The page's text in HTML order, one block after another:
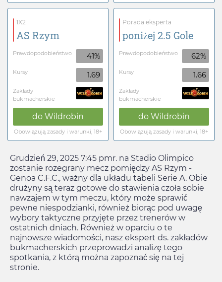
1X2
AS Rzym
Prawdopodobieństwo 41%
Kursy 1.69
Zakłady
bukmacherskie
do Wildrobin
Obowiązują zasady i warunki, 18+
Porada eksperta
poniżej 2.5 Gole
Prawdopodobieństwo 62%
Kursy 1.66
Zakłady
bukmacherskie
do Wildrobin
Obowiązują zasady i warunki, 18+
Grudzień 29, 2025 7:45 pmr. na Stadio Olimpico
zostanie rozegrany mecz pomiędzy AS Rzym -
Genoa C.F.C., ważny dla układu tabeli Serie A. Obie
drużyny są teraz gotowe do stawienia czoła sobie
nawzajem w tym meczu, który może sprawić
pewne niespodzianki, również biorąc pod uwagę
wybory taktyczne przyjęte przez trenerów w
ostatnich dniach. Również w oparciu o te
najnowsze wiadomości, nasz ekspert ds. zakładów
bukmacherskich przeprowadzi analizę tego
spotkania, z którą można zapoznać się na tej
stronie.